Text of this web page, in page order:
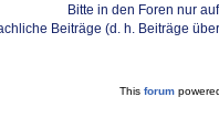
Bitte in den Foren nur
Beiträge (d. h. Beiträge
This forum